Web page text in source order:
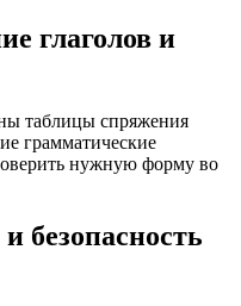
глаголов и
таблицы спряжения
грамматические
нужную форму во
безопасность